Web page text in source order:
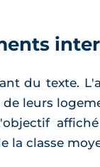
du texte.
leurs
la classe